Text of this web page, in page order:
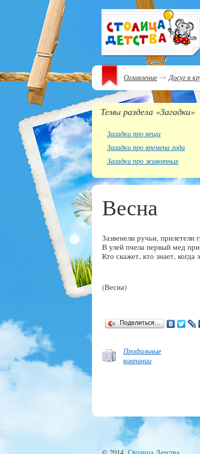
Оглавление Досуг в
Темы раздела «Загадки»
Загадки про вещи
Загадки про времена года
Загадки про животных
Весна
Зазвенели ручьи, прилетели
В улей пчела первый мед
Кто скажет, кто знает, когда
(Весна)
Поделиться…
Профильные
компании